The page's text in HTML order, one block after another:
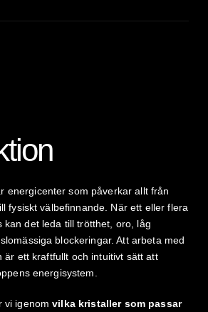
energicenter som påverkar allt från
fysiskt välbefinnande. När ett eller flera
kan det leda till trötthet, oro, låg
blockeringar. Att arbeta med
är ett kraftfullt och intuitivt sätt att
energisystem.
vi igenomvilka kristaller som passar